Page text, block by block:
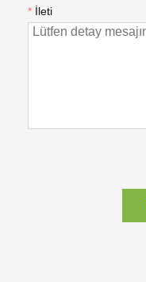
* İleti